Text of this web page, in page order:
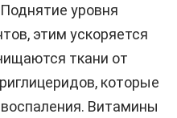
Поднятие уровня
этим ускоряется
ткани от
которые
Витамины